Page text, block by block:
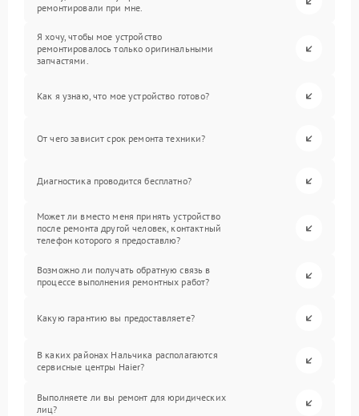
ремонтировали при мне.
Я хочу, чтобы мое устройство
ремонтировалось только оригинальными
запчастями.
Как я узнаю, что мое устройство готово?
От чего зависит срок ремонта техники?
Диагностика проводится бесплатно?
Может ли вместо меня принять устройство
после ремонта другой человек, контактный
телефон которого я предоставлю?
Возможно ли получать обратную связь в
процессе выполнения ремонтных работ?
Какую гарантию вы предоставляете?
В каких районах Нальчика располагаются
сервисные центры Haier?
Выполняете ли вы ремонт для юридических
лиц?